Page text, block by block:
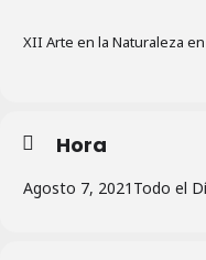
XII Arte en la Naturaleza
Hora
Agosto 7, 2021 Todo el